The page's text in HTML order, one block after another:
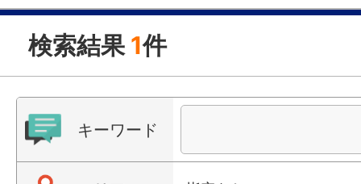
検索結果 1件
キーワード